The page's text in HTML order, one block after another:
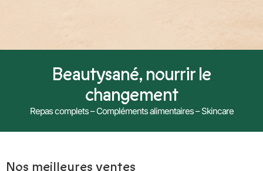
Beautysané, nourrir le
changement
Repas complets – Compléments alimentaires – Skincare
Nos meilleures ventes